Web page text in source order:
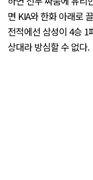
면 KIA와 한화 아래로
전적에선 삼성이 4승 1
상대라 방심할 수 없다.